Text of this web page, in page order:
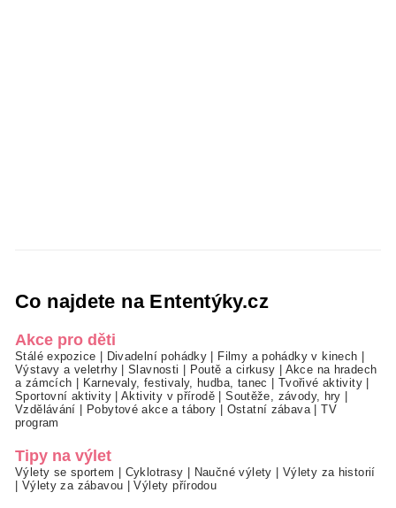
Co najdete na Ententýky.cz
Akce pro děti
Stálé expozice Divadelní pohádky Filmy a pohádky v kinech
Výstavy a veletrhy|Slavnosti Poutě a cirkusy
Akce na hradech
a zámcích
Karnevaly, festivaly, hudba, tanec Tvořivé aktivity
Sportovní aktivity|Aktivity v přírodě |Soutěže, závody, hry
Vzdělávání
Pobytové akce a tábory Ostatní zábava |TV
program
Tipy na výlet
Výlety se sportem Cyklotrasy Naučné výlety
Výlety za historií
Výlety za zábavou |Výlety přírodou